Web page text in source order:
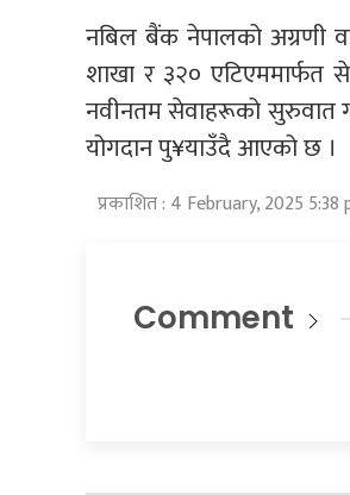
नबिल बैंक नेपालको अग्रणी
शाखा र ३२० एटिएममार्फत
नवीनतम सेवाहरूको सुरुवात
योगदान पु¥याउँदै आएको छ ।
प्रकाशित : 4 February, 2025 5:38
Comment